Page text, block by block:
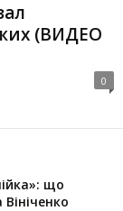
(ВИДЕО
0
що